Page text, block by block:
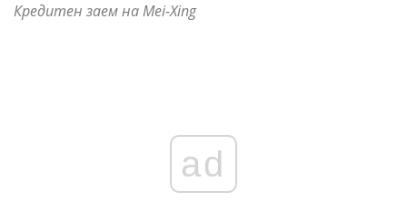
Кредитен заем на Mei-Xing
ad